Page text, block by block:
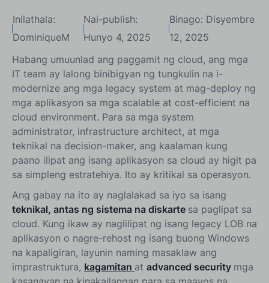
Inilathala:
DominiqueM
Nai-publish:
Hunyo 4, 2025
Binago: Disyembre
12, 2025
Habang umuunlad ang paggamit ng cloud, ang mga
IT team ay lalong binibigyan ng tungkulin na i-
modernize ang mga legacy system at mag-deploy ng
mga aplikasyon sa mga scalable at cost-efficient na
cloud environment. Para sa mga system
administrator, infrastructure architect, at mga
teknikal na decision-maker, ang kaalaman kung
paano ilipat ang isang aplikasyon sa cloud ay higit pa
sa simpleng estratehiya. Ito ay kritikal sa operasyon.
Ang gabay na ito ay naglalakad sa iyo sa isang
teknikal, antas ng sistema na diskarte sa paglipat sa
cloud. Kung ikaw ay naglilipat ng isang legacy LOB na
aplikasyon o nagre-rehost ng isang buong Windows
na kapaligiran, layunin naming masaklaw ang
imprastruktura, kagamitan at advanced security mga